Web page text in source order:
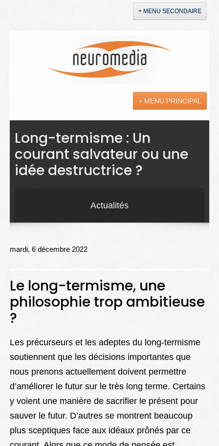
+ MENU SECONDAIRE
+ MENU PRINCIPAL
Actualités
Sciences
Maladies
Better Health
Long-termisme : Un
courant salvateur ou une
idée destructrice ?
Actualités
mardi, 6 décembre 2022
Le long-termisme, une
philosophie trop ambitieuse
?
Les précurseurs et les adeptes du long-termisme
soutiennent que les décisions importantes que
nous prenons actuellement doivent permettre
d’améliorer le futur sur le très long terme. Certains
y voient une manière de sacrifier le présent pour
sauver le futur. D’autres se montrent beaucoup
plus sceptiques face aux idéaux prônés par ce